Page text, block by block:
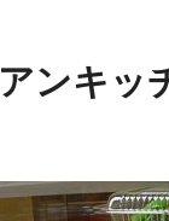
ンキッ